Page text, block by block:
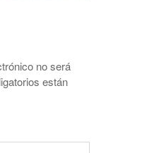
no será
están